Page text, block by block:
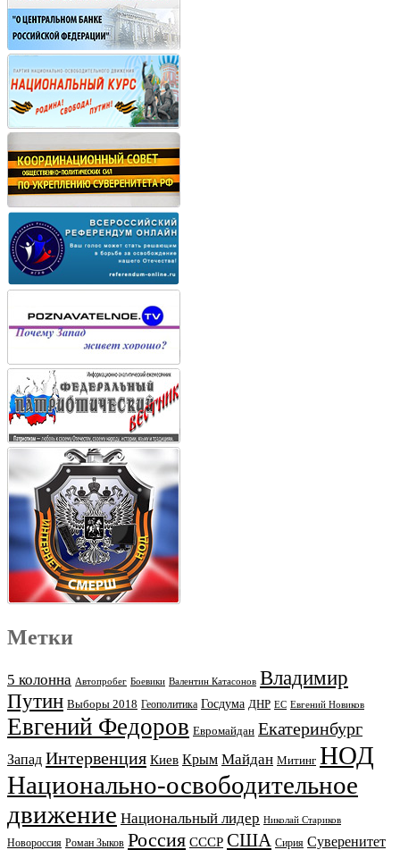
Метки
5 колонна Автопробег Боевики Валентин Катасонов Владимир
Путин Выборы 2018 Геополитика Госдума ДНР ЕС Евгений Новиков
Евгений Федоров Евромайдан Екатеринбург
Запад Интервенция Киев Крым Майдан Митинг НОД
Национально-освободительное
движение Национальный лидер Николай Стариков
Новороссия Роман Зыков Россия СССР США Сирия Суверенитет